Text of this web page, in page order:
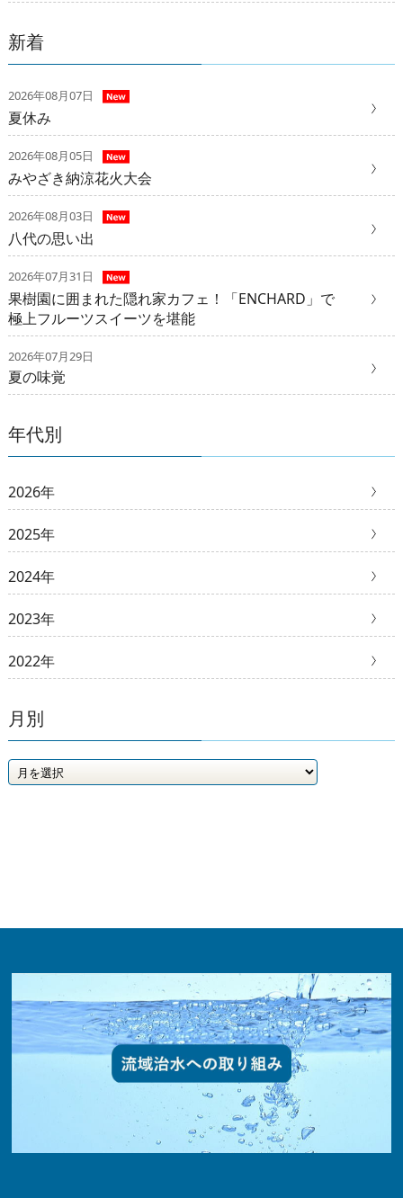
新着
2026年08月07日
夏休み
2026年08月05日
みやざき納涼花火大会
2026年08月03日
八代の思い出
2026年07月31日
果樹園に囲まれた隠れ家カフェ！「ENCHARD」で
極上フルーツスイーツを堪能
2026年07月29日
夏の味覚
年代別
2026年
2025年
2024年
2023年
2022年
月別